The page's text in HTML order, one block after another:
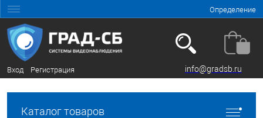
Определение
Вход Регистрация info@gradsb.ru
Каталог товаров